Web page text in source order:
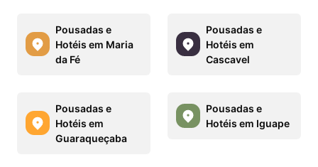
Pousadas e
Hotéis em Maria
da Fé
Pousadas e
Hotéis em
Cascavel
Pousadas e
Hotéis em
Guaraqueçaba
Pousadas e
Hotéis em Iguape